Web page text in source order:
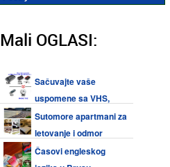
Mali OGLASI:
Sačuvajte vaše
uspomene sa VHS,
Video 8, Hi8, Mini DV kaseta i
audio kaseta
Sutomore apartmani za
letovanje i odmor
Časovi engleskog